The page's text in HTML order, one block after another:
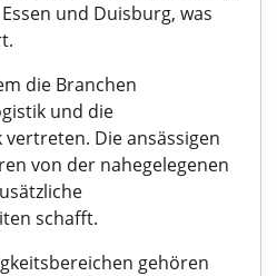
und Duisburg, was
die Branchen
und die
Die ansässigen
von der nahegelegenen
schafft.
gehören